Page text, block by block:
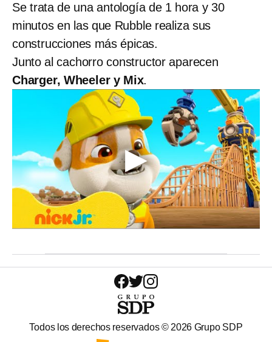
Se trata de una antología de 1 hora y 30
minutos en las que Rubble realiza sus
construcciones más épicas.
Junto al cachorro constructor aparecen
Charger, Wheeler y Mix.
Todos los derechos reservados © 2026 Grupo SDP